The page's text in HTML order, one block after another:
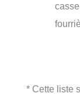
* Cette liste